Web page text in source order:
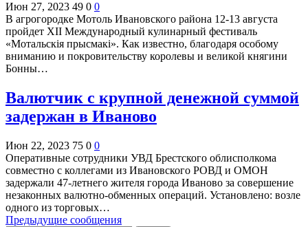
Июн 27, 2023 49 0 0
В агрогородке Мотоль Ивановского района 12-13 августа
пройдет ХII Международный кулинарный фестиваль
«Мотальскія прысмакі». Как известно, благодаря особому
вниманию и покровительству королевы и великой княгини
Бонны…
Валютчик с крупной денежной суммой
задержан в Иваново
Июн 22, 2023 75 0 0
Оперативные сотрудники УВД Брестского облисполкома
совместно с коллегами из Ивановского РОВД и ОМОН
задержали 47-летнего жителя города Иваново за совершение
незаконных валютно-обменных операций. Установлено: возле
одного из торговых…
Предыдущие сообщения